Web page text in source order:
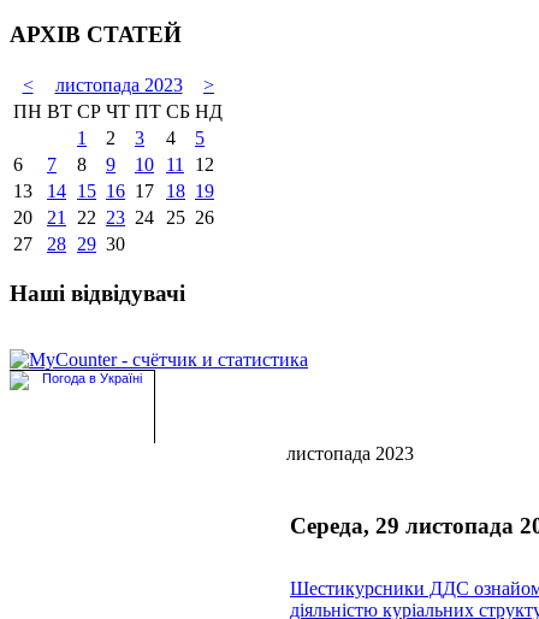
АРХІВ СТАТЕЙ
< листопада 2023
>
ПН ВТ СР ЧТ ПТ СБ НД
1
2 3 4
5
6
7 8 9 10 11
12
13
14 15 16 17 18 19
20
21 22 23 24 25 26
27
28 29 30
Наші відвідувачі
листопада 2023
Середа, 29 листопада
Шестикурсники ДДС
діяльністю куріальних